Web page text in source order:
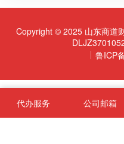
Copyright © 2025 山东商道
鲁ICP
代办服务 公司邮箱